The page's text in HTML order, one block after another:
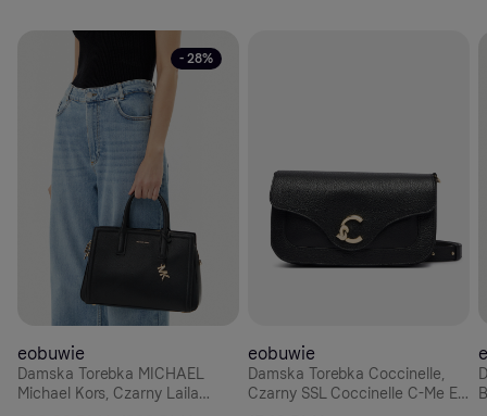
- 28%
eobuwie
Damska Torebka MICHAEL
Michael Kors, Czarny Laila
eobuwie
Damska Torebka Coccinelle,
Czarny SSL Coccinelle C-Me E1